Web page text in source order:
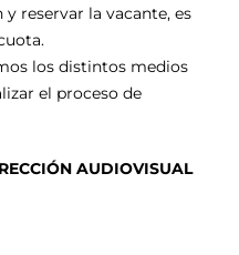
reservar la vacante, es
los distintos medios
el proceso de
AUDIOVISUAL